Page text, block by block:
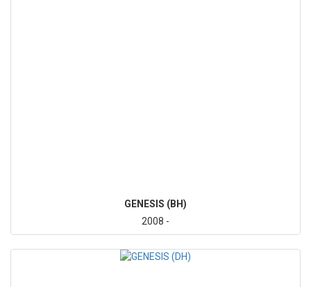
GENESIS (BH)
2008 -